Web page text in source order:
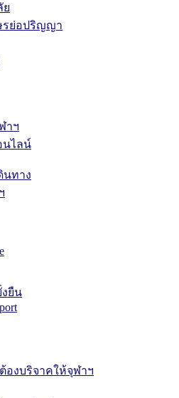
ย
ย่อปริญญา
าฯ
นไลน์
นทาง
ยืน
องบริจาคให้จุฬาฯ